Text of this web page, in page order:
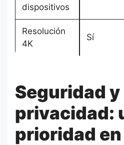
dispositivos
Resolución
4K
Sí
Seguridad y
privacidad:
prioridad en